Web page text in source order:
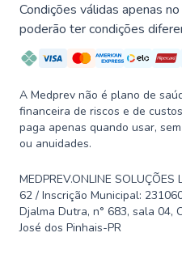
Condições válidas apenas
poderão ter condições
A Medprev não é plano de
financeira de riscos e de
paga apenas quando usar,
ou anuidades.
MEDPREV.ONLINE
62 / Inscrição Municipal:
Djalma Dutra, n° 683, sala 04,
José dos Pinhais-PR